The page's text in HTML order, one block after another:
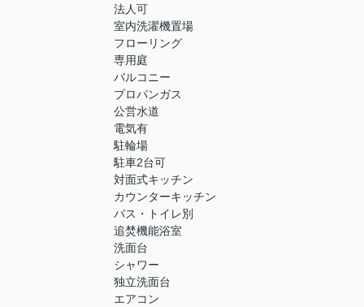
法人可
室内洗濯機置場
フローリング
専用庭
バルコニー
プロパンガス
公営水道
電気有
駐輪場
駐車2台可
対面式キッチン
カウンターキッチン
バス・トイレ別
追焚機能浴室
洗面台
シャワー
独立洗面台
エアコン